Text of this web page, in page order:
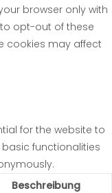
browser only with
opt-out of these
cookies may affect
for the website to
functionalities
Beschreibung